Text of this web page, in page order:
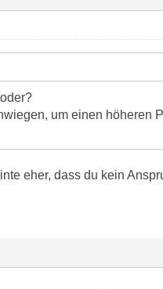
um einen höheren
eher, dass du kein